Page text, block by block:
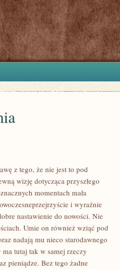
z tego, że nie jest to pod
wizję dotycząca przyszłego
momentach mała
i wyraźnie
nastawienie do nowości. Nie
Umie on również wziąć pod
nadają mu nieco starodawnego
tutaj tak w samej rzeczy
pieniądze. Bez tego żadne